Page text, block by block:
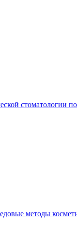
стоматологии
методы